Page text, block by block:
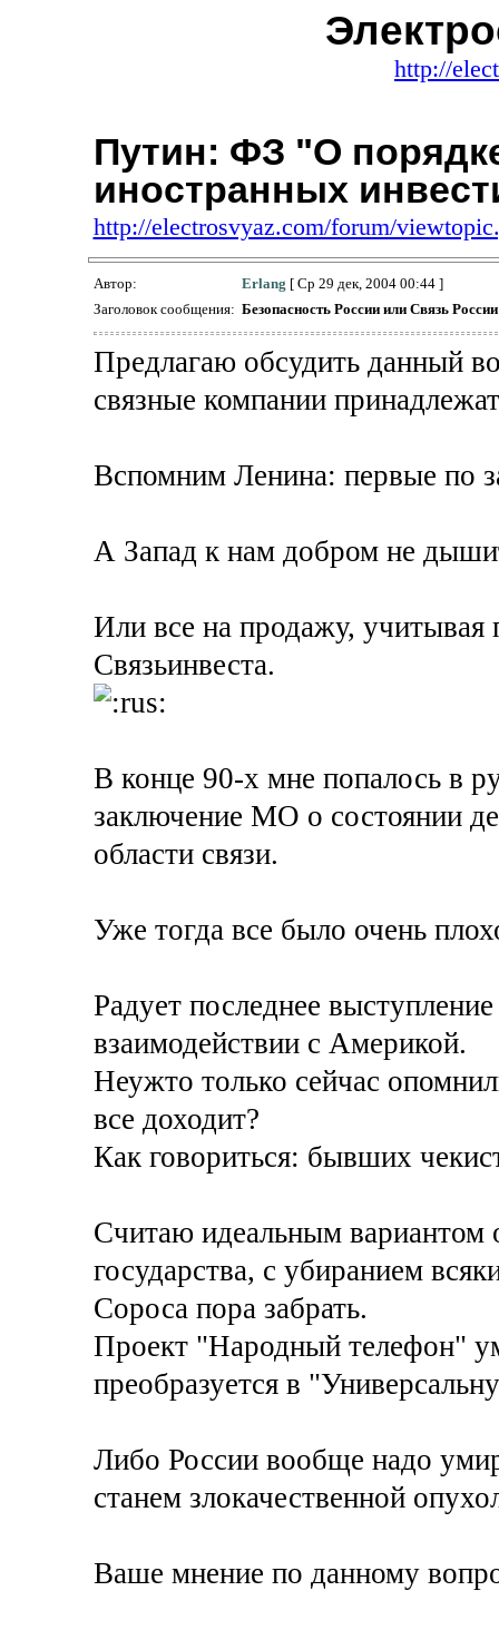
http://
Путин: ФЗ "О
иностранных
http://electrosvyaz.com/forum/
Автор: Erlang [ Ср 29 дек, 2004 00:44 ]
Заголовок сообщения: Безопасность России или Связь
Предлагаю обсудить данный
связные компании
Вспомним Ленина: первые по
А Запад к нам добром не
Или все на продажу,
Связьинвеста.
В конце 90-х мне попалось в
заключение МО о состоянии
области связи.
Уже тогда все было очень
Радует последнее
взаимодействии с Америкой.
Неужто только сейчас
все доходит?
Как говориться: бывших
Считаю идеальным вариантом
государства, с убиранием
Сороса пора забрать.
Проект "Народный телефон"
преобразуется в
Либо России вообще надо
станем злокачественной
Ваше мнение по данному